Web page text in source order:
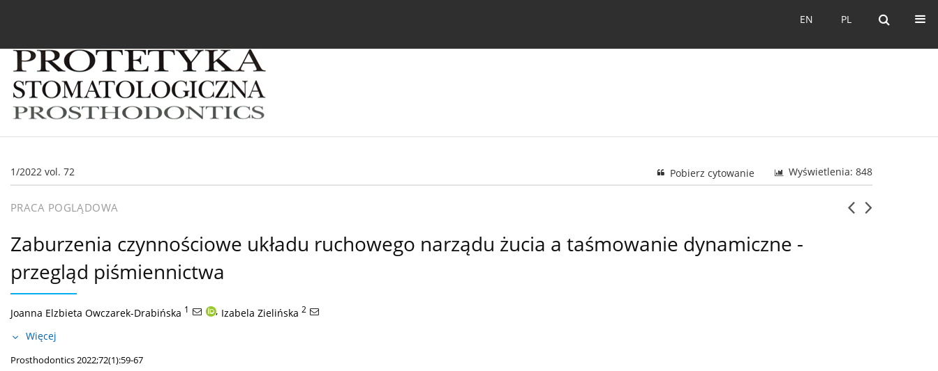
PL
EN PL
EN
1/2022 vol. 72 Wyświetlenia: 848
Pobierz cytowanie
PRACA POGLĄDOWA
Zaburzenia czynnościowe układu ruchowego narządu żucia a taśmowanie dynamiczne -
przegląd piśmiennictwa
Joanna Elzbieta Owczarek-Drabińska 1 , Izabela Zielińska 2
Więcej
Prosthodontics 2022;72(1):59-67